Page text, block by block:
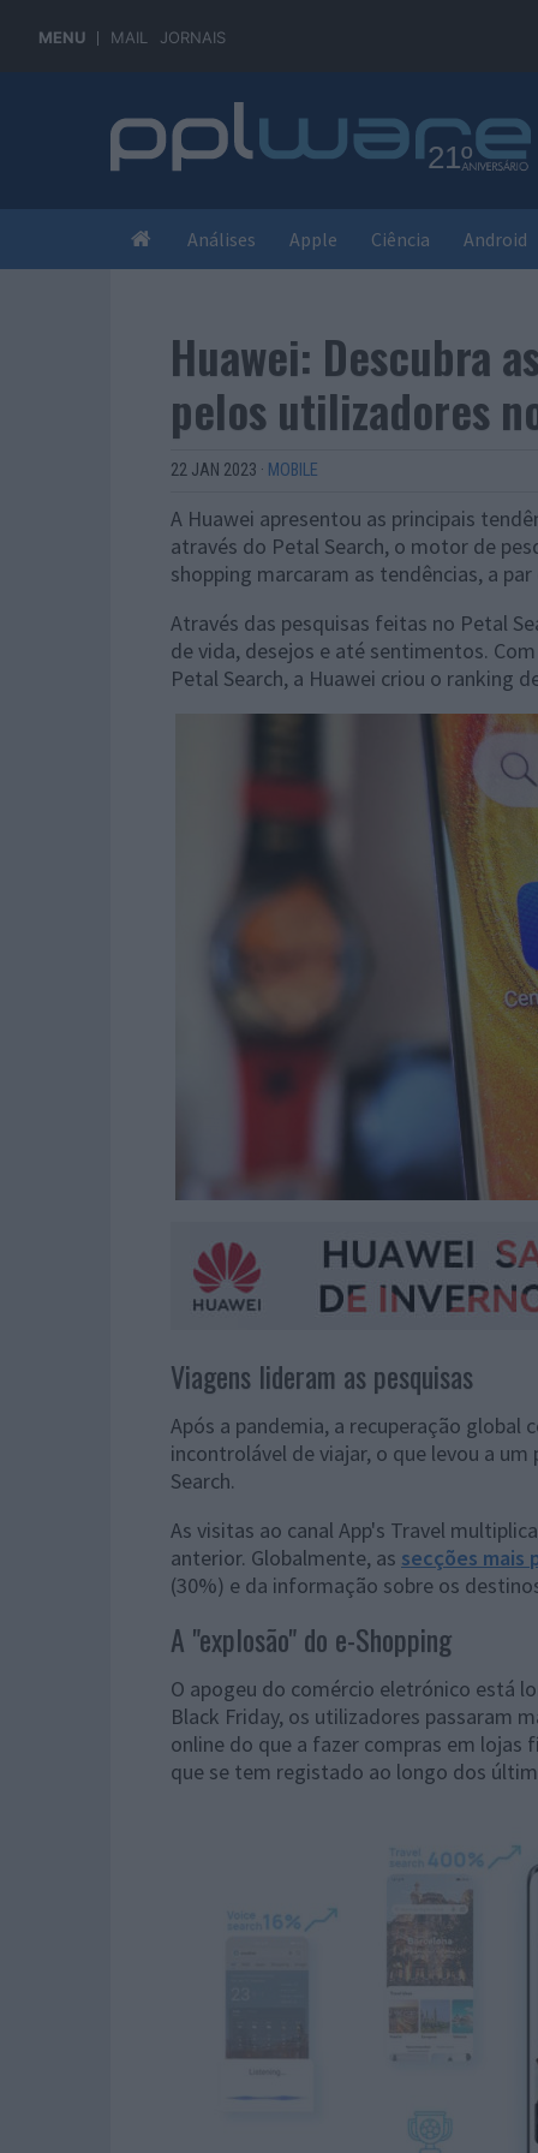
MENU MAIL JORNAIS
Análises Apple Ciência Android
Huawei: Descubra
pelos utilizadores
22 JAN 2023 · MOBILE
A Huawei apresentou as principais
através do Petal Search, o motor de
shopping marcaram as tendências, a
Através das pesquisas feitas no Petal
de vida, desejos e até sentimentos.
Petal Search, a Huawei criou o ranking
Viagens lideram as pesquisas
Após a pandemia, a recuperação
incontrolável de viajar, o que levou a
Search.
As visitas ao canal App's Travel
anterior. Globalmente, as secções mais
(30%) e da informação sobre os
A "explosão" do e-Shopping
O apogeu do comércio eletrónico está
Black Friday, os utilizadores passaram
online do que a fazer compras em lojas
que se tem registado ao longo dos